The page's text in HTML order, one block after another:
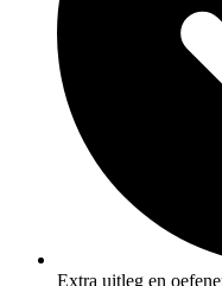
Extra uitleg en